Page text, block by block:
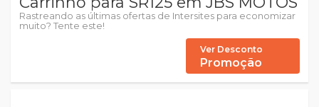
Rastreando as últimas ofertas de Intersites para economizar
muito? Tente este!
Ver Desconto
Promoção